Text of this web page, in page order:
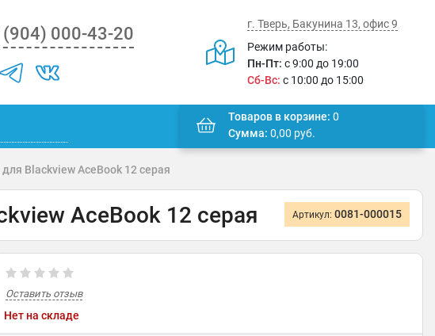
(904) 000-43-20
г. Тверь, Бакунина 13, офис 9
Режим работы:
Пн-Пт: с 9:00 до 19:00
Сб-Вс: с 10:00 до 15:00
Товаров в корзине: 0
Сумма: 0,00 руб.
Blackview AceBook 12 серая
AceBook 12 серая Артикул: 0081-000015
Оставить отзыв
Нет на складе